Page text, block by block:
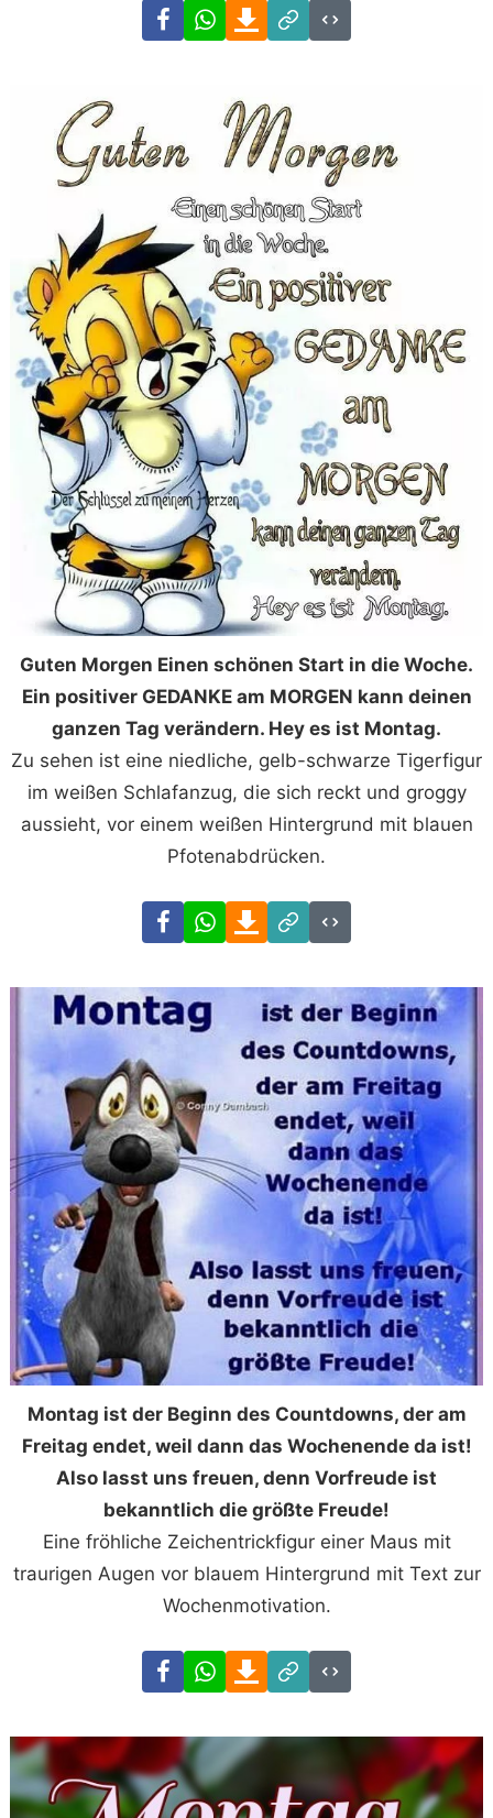
FacebookWhatsAppDownload
Link
Code
Guten Morgen Einen schönen Start in die Woche.
Ein positiver GEDANKE am MORGEN kann deinen
ganzen Tag verändern. Hey es ist Montag.
Zu sehen ist eine niedliche, gelb-schwarze Tigerfigur
im weißen Schlafanzug, die sich reckt und groggy
aussieht, vor einem weißen Hintergrund mit blauen
Pfotenabdrücken.
FacebookWhatsAppDownload
Link
Code
Montag ist der Beginn des Countdowns, der am
Freitag endet, weil dann das Wochenende da ist!
Also lasst uns freuen, denn Vorfreude ist
bekanntlich die größte Freude!
Eine fröhliche Zeichentrickfigur einer Maus mit
traurigen Augen vor blauem Hintergrund mit Text zur
Wochenmotivation.
FacebookWhatsAppDownload
Link
Code